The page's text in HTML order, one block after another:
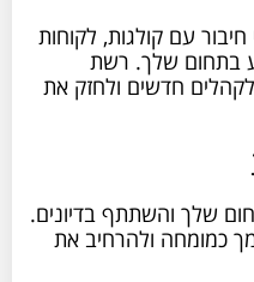
עם קולגות, לקוחות
בתחום שלך. רשת
חדשים ולחזק את
שלך והשתתף בדיונים.
כמומחה ולהרחיב את